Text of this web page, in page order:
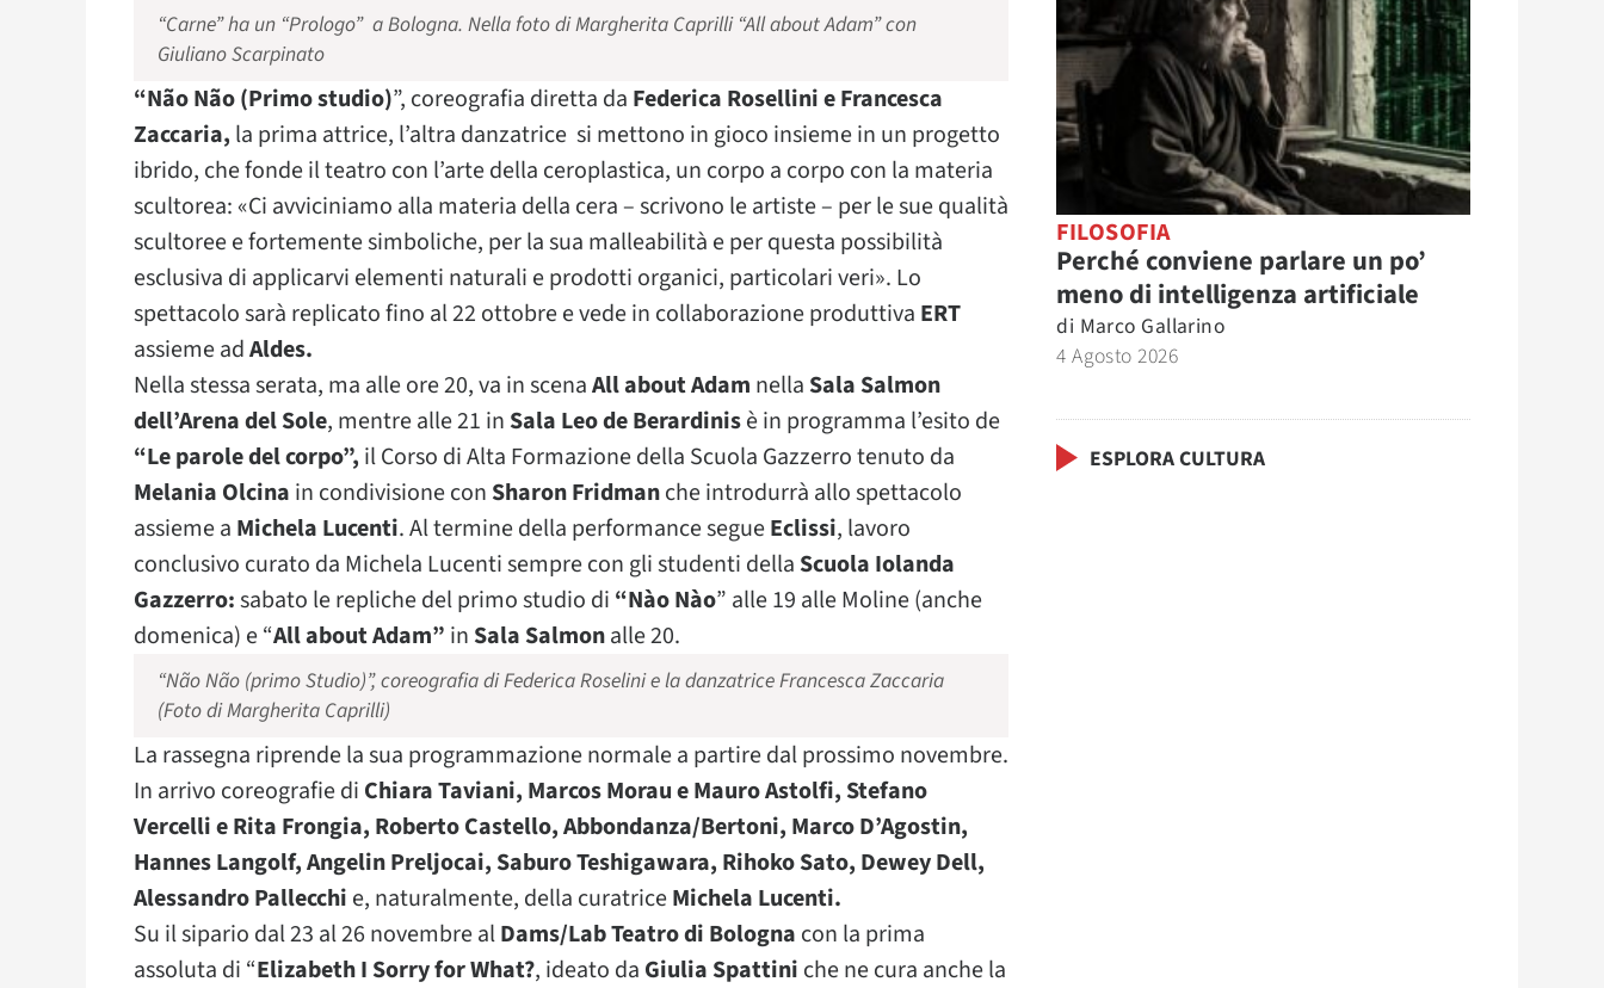
“Carne” ha un “Prologo” a Bologna. Nella foto di Margherita Caprilli “All about Adam” con
Giuliano Scarpinato
“Não Não (Primo studio)”, coreografia diretta da Federica Rosellini e Francesca
Zaccaria, la prima attrice, l’altra danzatrice si mettono in gioco insieme in un progetto
ibrido, che fonde il teatro con l’arte della ceroplastica, un corpo a corpo con la materia
scultorea: «Ci avviciniamo alla materia della cera – scrivono le artiste – per le sue qualità
scultoree e fortemente simboliche, per la sua malleabilità e per questa possibilità
esclusiva di applicarvi elementi naturali e prodotti organici, particolari veri». Lo
spettacolo sarà replicato fino al 22 ottobre e vede in collaborazione produttiva ERT
assieme adAldes.
Nella stessa serata, ma alle ore 20, va in scenaAll about Adam nella Sala Salmon
dell’Arena del Sole, mentre alle 21 in Sala Leo de Berardinisè in programma l’esito de
“Le parole del corpo”, il Corso di Alta Formazione della Scuola Gazzerro tenuto da
Melania Olcina in condivisione con Sharon Fridmanche introdurrà allo spettacolo
assieme a Michela Lucenti. Al termine della performance segueEclissi, lavoro
conclusivo curato da Michela Lucenti sempre con gli studenti della Scuola Iolanda
Gazzerro:sabato le repliche del primo studio di “Nào Nào” alle 19 alle Moline (anche
domenica) e “All about Adam” in Sala Salmonalle 20.
“Não Não (primo Studio)”, coreografia di Federica Roselini e la danzatrice Francesca Zaccaria
(Foto di Margherita Caprilli)
La rassegna riprende la sua programmazione normale a partire dal prossimo novembre.
In arrivo coreografie di Chiara Taviani, Marcos Morau e Mauro Astolfi, Stefano
Vercelli e Rita Frongia, Roberto Castello, Abbondanza/Bertoni, Marco D’Agostin,
Hannes Langolf, Angelin Preljocai, Saburo Teshigawara, Rihoko Sato, Dewey Dell,
Alessandro Pallecchi e, naturalmente, della curatriceMichela Lucenti.
Su il sipario dal 23 al 26 novembre alDams/Lab Teatro di Bologna con la prima
assoluta di “Elizabeth I Sorry for What?, ideato da Giulia Spattini che ne cura anche la
FILOSOFIA
Perché conviene parlare un po’
meno di intelligenza artificiale
di Marco Gallarino
4 Agosto 2026
ESPLORA CULTURA